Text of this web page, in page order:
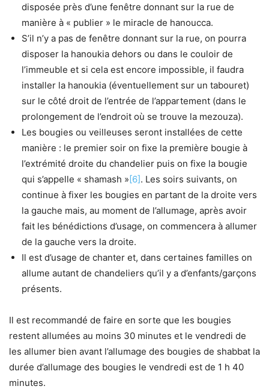
disposée près d’une fenêtre donnant sur la rue de
manière à « publier » le miracle de hanoucca.
S’il n’y a pas de fenêtre donnant sur la rue, on pourra
disposer la hanoukia dehors ou dans le couloir de
l’immeuble et si cela est encore impossible, il faudra
installer la hanoukia (éventuellement sur un tabouret)
sur le côté droit de l’entrée de l’appartement (dans le
prolongement de l’endroit où se trouve la mezouza).
Les bougies ou veilleuses seront installées de cette
manière : le premier soir on fixe la première bougie à
l’extrémité droite du chandelier puis on fixe la bougie
qui s’appelle « shamash »[6]. Les soirs suivants, on
continue à fixer les bougies en partant de la droite vers
la gauche mais, au moment de l’allumage, après avoir
fait les bénédictions d’usage, on commencera à allumer
de la gauche vers la droite.
Il est d’usage de chanter et, dans certaines familles on
allume autant de chandeliers qu’il y a d’enfants/garçons
présents.
Il est recommandé de faire en sorte que les bougies
restent allumées au moins 30 minutes et le vendredi de
les allumer bien avant l’allumage des bougies de shabbat la
durée d’allumage des bougies le vendredi est de 1 h 40
minutes.